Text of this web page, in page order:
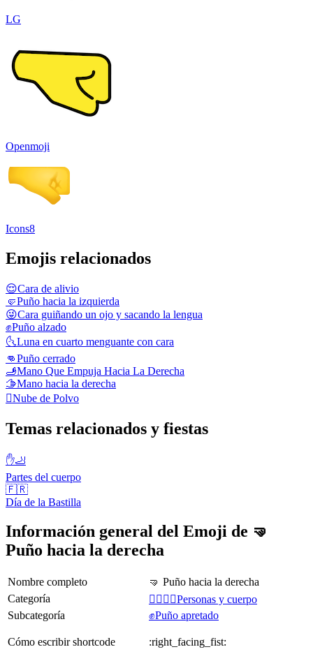
LG
Openmoji
Icons8
Emojis relacionados
😌Cara de alivio
🤛Puño hacia la izquierda
😜Cara guiñando un ojo y sacando la lengua
✊Puño alzado
🌜Luna en cuarto menguante con cara
👊Puño cerrado
🫸Mano Que Empuja Hacia La Derecha
🫱Mano hacia la derecha
🫯Nube de Polvo
Temas relacionados y fiestas
✋🦶
Partes del cuerpo
🇫🇷
Día de la Bastilla
Información general del Emoji de 🤜
Puño hacia la derecha
Nombre completo
🤜 Puño hacia la derecha
Categoría
👩‍❤️‍💋‍👨Personas y cuerpo
Subcategoría
✊Puño apretado
Cómo escribir shortcode :right_facing_fist: